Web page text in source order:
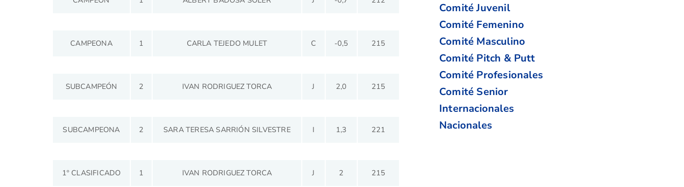
CAMPEONA 1 CARLA TEJEDO MULET C -0,5 215
SUBCAMPEÓN 2 IVAN RODRIGUEZ TORCA J 2,0 215
SUBCAMPEONA 2 SARA TERESA SARRIÓN SILVESTRE I 1,3 221
1º CLASIFICADO 1 IVAN RODRIGUEZ TORCA J 2 215
Comité Juvenil
Comité Femenino
Comité Masculino
Comité Pitch & Putt
Comité Profesionales
Comité Senior
Internacionales
Nacionales